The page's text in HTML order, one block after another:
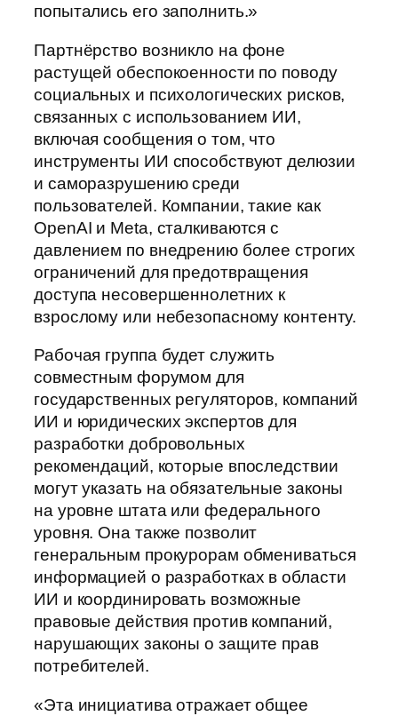
попытались его заполнить.»
Партнёрство возникло на фоне
растущей обеспокоенности по поводу
социальных и психологических рисков,
связанных с использованием ИИ,
включая сообщения о том, что
инструменты ИИ способствуют делюзии
и саморазрушению среди
пользователей. Компании, такие как
OpenAI и Meta, сталкиваются с
давлением по внедрению более строгих
ограничений для предотвращения
доступа несовершеннолетних к
взрослому или небезопасному контенту.
Рабочая группа будет служить
совместным форумом для
государственных регуляторов, компаний
ИИ и юридических экспертов для
разработки добровольных
рекомендаций, которые впоследствии
могут указать на обязательные законы
на уровне штата или федерального
уровня. Она также позволит
генеральным прокурорам обмениваться
информацией о разработках в области
ИИ и координировать возможные
правовые действия против компаний,
нарушающих законы о защите прав
потребителей.
«Эта инициатива отражает общее